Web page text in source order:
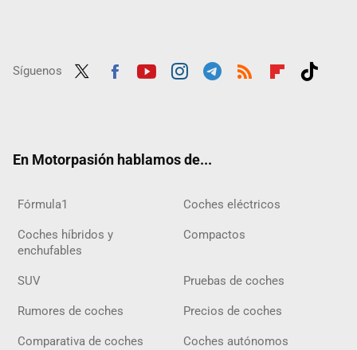
Síguenos
En Motorpasión hablamos de...
Fórmula1 Coches eléctricos
Coches híbridos y
enchufables
Compactos
SUV Pruebas de coches
Rumores de coches Precios de coches
Comparativa de coches Coches autónomos